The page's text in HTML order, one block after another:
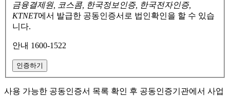
금융결제원, 코스콤, 한국정보인증, 한국전자인증,
KTNET에서 발급한 공동인증서로 법인확인을 할 수 있습
니다.
안내 1600-1522
인증하기
사용 가능한 공동인증서 목록 확인 후 공동인증기관에서 사업